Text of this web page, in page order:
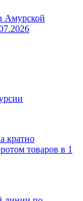
Амурской
кратно
товаров в 1